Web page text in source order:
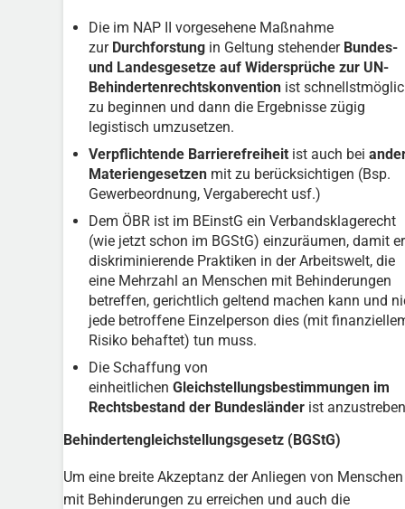
Die im NAP II vorgesehene Maßnahme
zur Durchforstung in Geltung stehenderBundes-
und Landesgesetze auf Widersprüche zur UN-
Behindertenrechtskonvention ist
zu beginnen und dann die Ergebnisse zügig
legistisch umzusetzen.
Verpflichtende Barrierefreiheit ist auch bei
Materiengesetzenmit zu berücksichtigen (Bsp.
Gewerbeordnung, Vergaberecht usf.)
Dem ÖBR ist im BEinstG ein Verbandsklagerecht
(wie jetzt schon im BGStG) einzuräumen, damit er
diskriminierende Praktiken in der Arbeitswelt, die
eine Mehrzahl an Menschen mit Behinderungen
betreffen, gerichtlich geltend machen kann und
jede betroffene Einzelperson dies (mit
Risiko behaftet) tun muss.
Die Schaffung von
einheitlichen Gleichstellungsbestimmungen im
Rechtsbestand der Bundesländerist
Behindertengleichstellungsgesetz (BGStG)
Um eine breite Akzeptanz der Anliegen von Menschen
mit Behinderungen zu erreichen und auch die